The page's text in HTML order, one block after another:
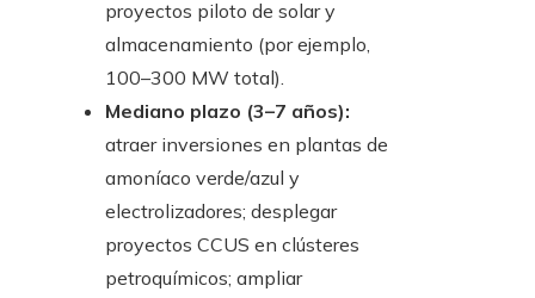
proyectos piloto de solar y
almacenamiento (por ejemplo,
100–300 MW total).
Mediano plazo (3–7 años):
atraer inversiones en plantas de
amoníaco verde/azul y
electrolizadores; desplegar
proyectos CCUS en clústeres
petroquímicos; ampliar